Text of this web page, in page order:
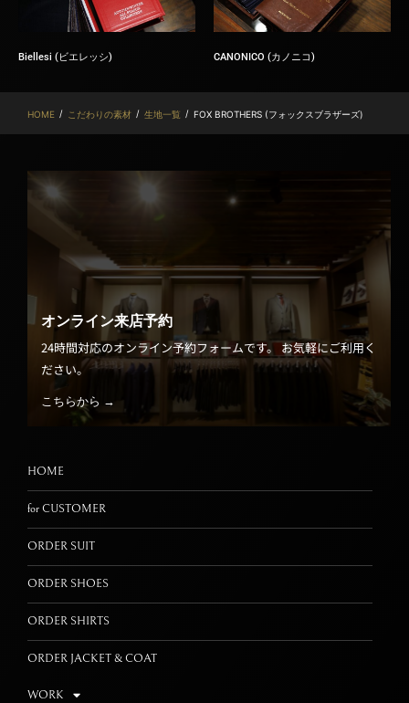
Biellesi (ビエレッシ) CANONICO (カノニコ)
HOME / こだわりの素材 / 生地一覧 / FOX BROTHERS (フォックスブラザーズ)
オンライン来店予約
24時間対応のオンライン予約フォームです。 お気軽にご利用く
ださい。
こちらから →
HOME
for CUSTOMER
ORDER SUIT
ORDER SHOES
ORDER SHIRTS
ORDER JACKET & COAT
WORK